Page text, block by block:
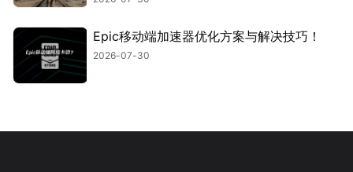
Epic移动端加速器优化方案与解决技巧！
2026-07-30